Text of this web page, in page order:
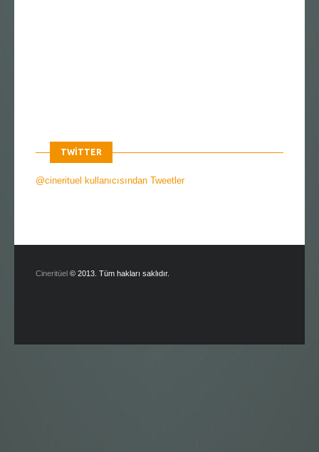
TWITTER
@cinerituel kullanıcısından Tweetler
Cineritüel © 2013. Tüm hakları saklıdır.